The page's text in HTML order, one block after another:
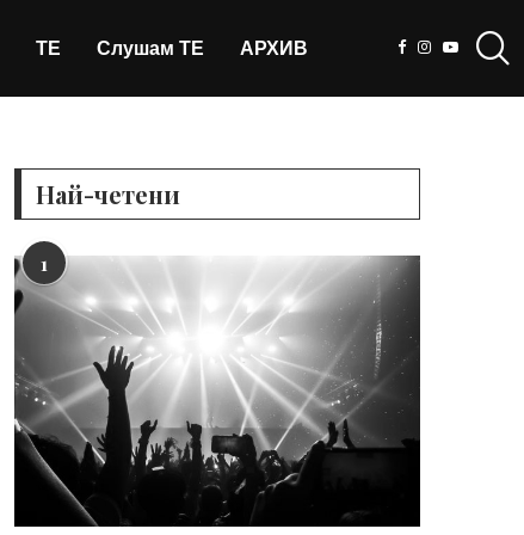
ТЕ Слушам ТЕ АРХИВ
Най-четени
1